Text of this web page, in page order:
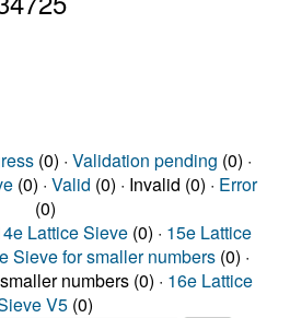
(0) · Validation pending (0) ·
(0) · Valid (0) · Invalid (0) · Error
(0)
Lattice Sieve (0) · 15e Lattice
Sieve for smaller numbers (0) ·
numbers (0) · 16e Lattice
V5 (0)